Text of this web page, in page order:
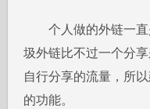
个人做的外链一直
圾外链比不过一个分
自行分享的流量，所
的功能。